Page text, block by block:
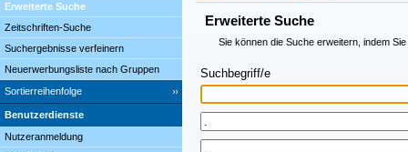
Erweiterte Suche
Zeitschriften-Suche
Suchergebnisse verfeinern
Neuerwerbungsliste nach Gruppen
Sortierreihenfolge
Benutzerdienste
Nutzeranmeldung
Erweiterte Suche
Sie können die Suche erweitern, indem
Suchbegriff/e